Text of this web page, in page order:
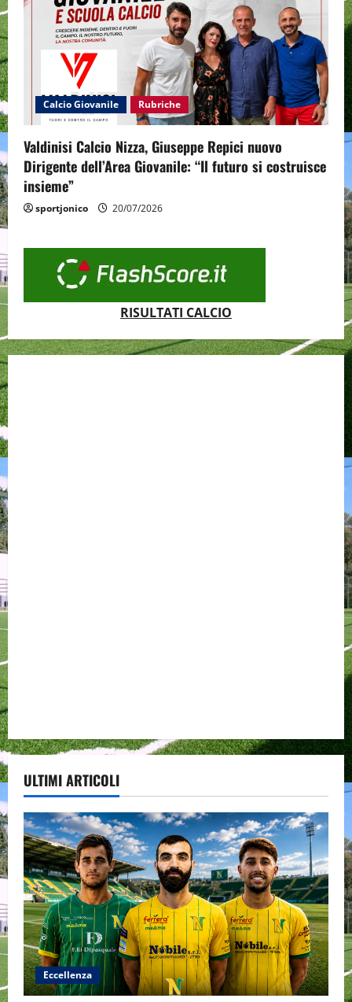
Calcio Giovanile Rubriche
Valdinisi Calcio Nizza, Giuseppe Repici nuovo
Dirigente dell’Area Giovanile: “Il futuro si costruisce
insieme”
sportjonico 20/07/2026
RISULTATI CALCIO
ULTIMI ARTICOLI
Eccellenza